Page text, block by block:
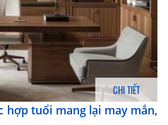
CHI TIẾT
hợp tuổi mang lại may mắn,